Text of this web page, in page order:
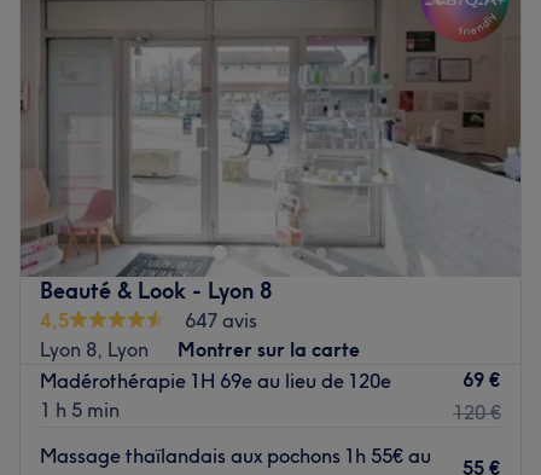
Beauté & Look - Lyon 8
4,5
647 avis
Lyon 8, Lyon
Montrer sur la carte
Madérothérapie 1H 69e au lieu de 120e
1 h 5 min
69 €
120 €
Massage thaïlandais aux pochons 1h 55€ au
55 €